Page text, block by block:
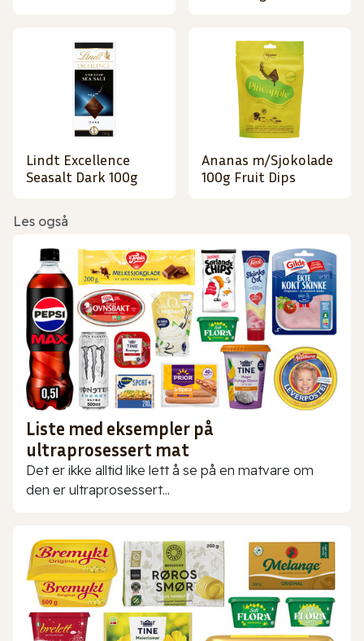
Lindt Excellence
Seasalt Dark 100g
Ananas m/Sjokolade
100g Fruit Dips
Les også
Liste med eksempler på
ultraprosessert mat
Det er ikke alltid like lett å se på en matvare om
den er ultraprosessert...